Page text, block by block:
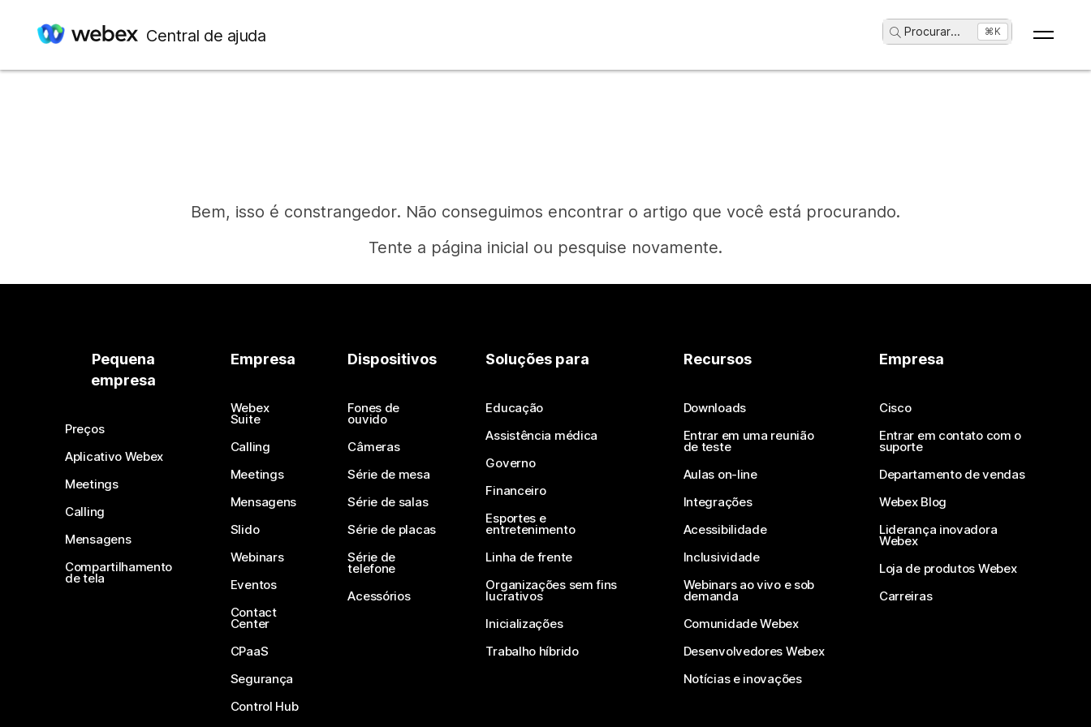
Central de ajuda Procurar... ⌘K
Bem, isso é constrangedor. Não conseguimos encontrar o artigo que você está procurando.
Tente a página inicial ou pesquise novamente.
Precisa de uma resposta?
Enviar uma pergunta
Pequena
empresa
Preços
Aplicativo Webex
Meetings
Calling
Mensagens
Compartilhamento
de tela
Empresa
Webex
Suite
Calling
Meetings
Mensagens
Slido
Webinars
Eventos
Contact
Center
CPaaS
Segurança
Control Hub
Dispositivos
Fones de
ouvido
Câmeras
Série de mesa
Série de salas
Série de placas
Série de
telefone
Acessórios
Soluções para
Educação
Assistência médica
Governo
Financeiro
Esportes e
entretenimento
Linha de frente
Organizações sem fins
lucrativos
Inicializações
Trabalho híbrido
Recursos
Downloads
Entrar em uma reunião
de teste
Aulas on-line
Integrações
Acessibilidade
Inclusividade
Webinars ao vivo e sob
demanda
Comunidade Webex
Desenvolvedores Webex
Notícias e inovações
Empresa
Cisco
Entrar em contato com o
suporte
Departamento de vendas
Webex Blog
Liderança inovadora
Webex
Loja de produtos Webex
Carreiras